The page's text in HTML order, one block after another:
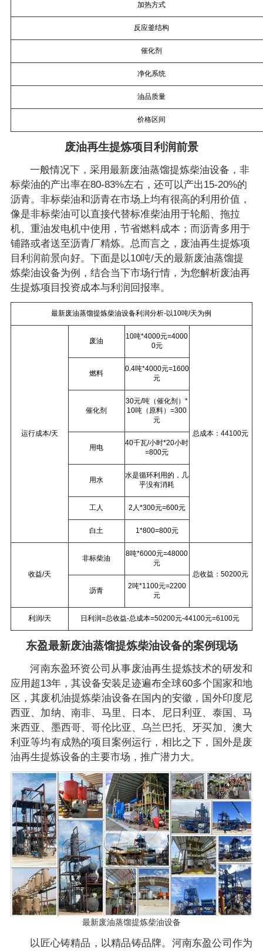
加热方式
反应釜结构
催化剂
净化系统
油品质量
价格区间
废油再生提炼项目利润前景
一般情况下，采用最新废油蒸馏提炼柴油设备，非
标柴油的产出率在80-83%左右，还可以产出15-20%的
沥青。非标柴油和沥青在市场上均有很高的利用价值，
像是非标柴油可以直接代替标准柴油用于轮船、拖拉
机、重油发电机中使用，节省燃料成本；而沥青多用于
铺路或者送至沥青厂精炼。总而言之，废油再生提炼项
目利润前景向好。下面是以10吨/天的最新废油蒸馏提
炼柴油设备为例，结合当下市场行情，为您解析废油再
生提炼项目投资成本与利润回报率。
最新废油蒸馏提炼柴油设备利润分析-以10吨/天为例
运行成本/天
废油
10吨*4000元=4000
0元
总成本：44100元
燃料
0.4吨*4000元=1600
元
催化剂
30元/吨（催化剂）*
10吨（原料）=300
元
用电
40千瓦/小时*20小时
=800元
用水
水是循环利用的，几
乎没有消耗
工人 2人*300元=600元
白土 1*800=800元
收益/天
非标柴油
8吨*6000元=48000
元
总收益：50200元
沥青
2吨*1100元=2200
元
利润/天 日利润=总收益-总成本=50200元-44100元=6100元
东盈最新废油蒸馏提炼柴油设备的案例现场
河南东盈环资公司从事废油再生提炼技术的研发和
应用超13年，其设备安装足迹遍布全球60多个国家和地
区，其废机油提炼柴油设备在国内的安徽，国外印度尼
西亚、加纳、南非、马里、日本、尼日利亚、泰国、马
来西亚、墨西哥、哥伦比亚、乌兰巴托、牙买加、澳大
利亚等均有成熟的项目案例运行，相比之下，国外是废
油再生提炼设备的主要市场，推广潜力大。
最新废油蒸馏提炼柴油设备
以匠心铸精品，以精品铸品牌。河南东盈公司作为